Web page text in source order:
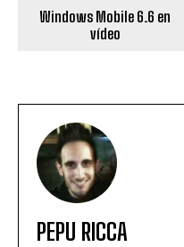
Windows Mobile 6.6 en
vídeo
PEPU RICCA